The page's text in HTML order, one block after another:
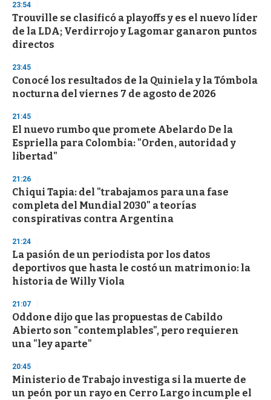
d
s
o
f
3
s
e
c
o
d
s
23:54
Trouville se clasificó a playoffs y es el nuevo líder
de la LDA; Verdirrojo y Lagomar ganaron puntos
directos
23:45
Conocé los resultados de la Quiniela y la Tómbola
nocturna del viernes 7 de agosto de 2026
21:45
El nuevo rumbo que promete Abelardo De la
Espriella para Colombia: "Orden, autoridad y
libertad"
21:26
Chiqui Tapia: del "trabajamos para una fase
completa del Mundial 2030" a teorías
conspirativas contra Argentina
21:24
La pasión de un periodista por los datos
deportivos que hasta le costó un matrimonio: la
historia de Willy Viola
21:07
Oddone dijo que las propuestas de Cabildo
Abierto son "contemplables", pero requieren
una "ley aparte"
20:45
Ministerio de Trabajo investiga si la muerte de
un peón por un rayo en Cerro Largo incumple el